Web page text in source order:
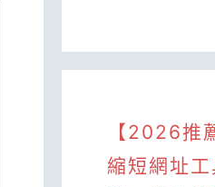
【2026推
縮短網址